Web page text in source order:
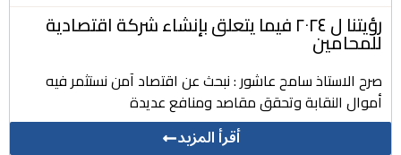
رؤيتنا ل ٢٠٢٤ فيما يتعلق بإنشاء شركة اقتصادية
للمحامين
صرح الاستاذ سامح عاشور : نبحث عن اقتصاد آمن نستثمر فيه
أموال النقابة وتحقق مقاصد ومنافع عديدة
أقرأ المزيد